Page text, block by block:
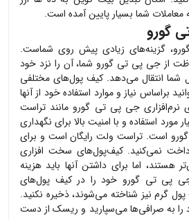
معاملات شما بسیار پایین آمده است.
گورو
، گزینه‌های زیادی پیش روی شماست.
ازجی پی تی گورو شما، آن را نزد خود
شما انتقال می‌دهد. کیف پول‌های مختلفی
براساس نیاز و موارد استفاده خود از آنها
نرم‌افزاری جی پی تی گورو مانند تراست
مورد استفاده و با امنیت بالا برای نگهداری
است. تراست ولت رایگان است و برای
نمی‌کنید. کیف‌پول‌های سخت افزاری
هستند، اما برای داشتن آنها باید هزینه
پی تی گورو خود را در کیف پول‌های
گرم نیز شناخته می‌شوند، ذخیره نکنید.
را به صرافی‌ها می‌سپارید و ریسک از دست